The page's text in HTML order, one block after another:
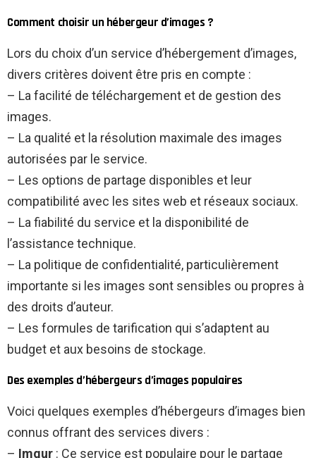
Comment choisir un hébergeur d’images ?
Lors du choix d’un service d’hébergement d’images,
divers critères doivent être pris en compte :
– La facilité de téléchargement et de gestion des
images.
– La qualité et la résolution maximale des images
autorisées par le service.
– Les options de partage disponibles et leur
compatibilité avec les sites web et réseaux sociaux.
– La fiabilité du service et la disponibilité de
l’assistance technique.
– La politique de confidentialité, particulièrement
importante si les images sont sensibles ou propres à
des droits d’auteur.
– Les formules de tarification qui s’adaptent au
budget et aux besoins de stockage.
Des exemples d’hébergeurs d’images populaires
Voici quelques exemples d’hébergeurs d’images bien
connus offrant des services divers :
– Imgur : Ce service est populaire pour le partage